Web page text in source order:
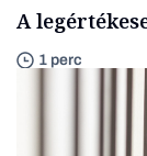
A
1 perc